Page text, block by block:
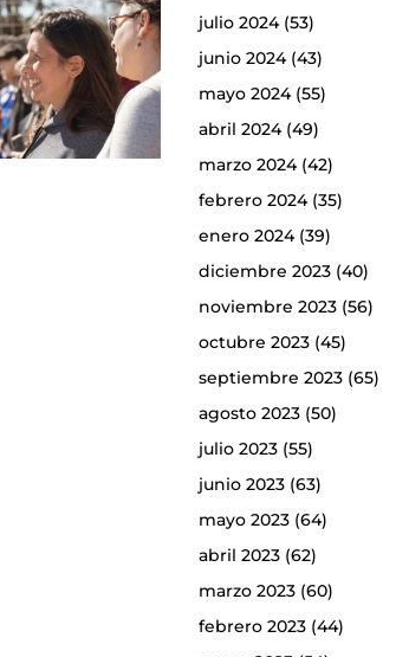
julio 2024(53)
junio 2024(43)
mayo 2024(55)
abril 2024(49)
marzo 2024(42)
febrero 2024(35)
enero 2024(39)
diciembre 2023(40)
noviembre 2023(56)
octubre 2023(45)
septiembre 2023(65)
agosto 2023(50)
julio 2023(55)
junio 2023(63)
mayo 2023(64)
abril 2023(62)
marzo 2023(60)
febrero 2023(44)